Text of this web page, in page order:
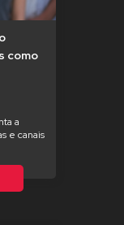
como
a
e canais